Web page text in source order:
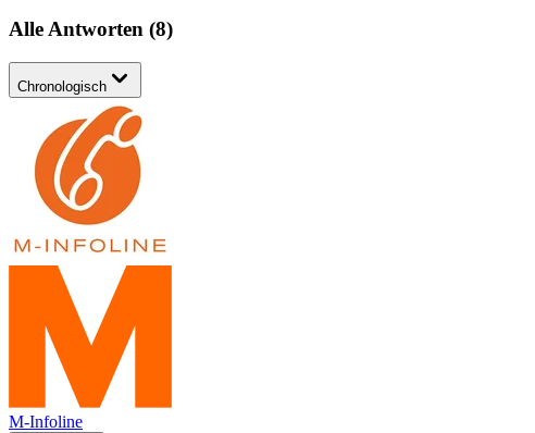
Alle Antworten (8)
Chronologisch
M-Infoline